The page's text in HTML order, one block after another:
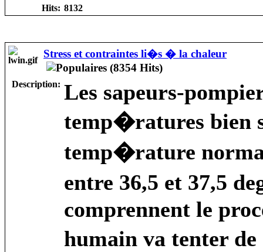
Hits: 8132
Stress et contraintes li�s � la chaleur
Description: Les sapeurs-
temp�ratures
temp�rature
entre 36,5 et 37,5
comprennent le
humain va tenter